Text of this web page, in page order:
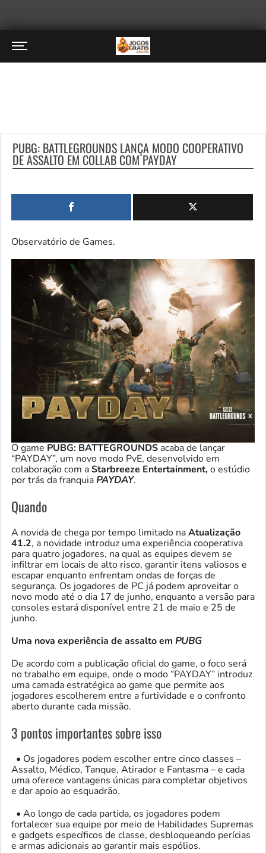
PUBG: BATTLEGROUNDS LANÇA MODO COOPERATIVO
DE ASSALTO EM COLLAB COM PAYDAY
Observatório de Games.
O game PUBG: BATTEGROUNDS acaba de lançar
“PAYDAY”, um novo modo PvE, desenvolvido em
colaboração com aStarbreeze Entertainment,o estúdio
por trás da franquia PAYDAY.
Quando
A novida de chega por tempo limitado naAtualização
41.2, a novidade introduz uma experiência cooperativa
para quatro jogadores, na qual as equipes devem se
infiltrar em locais de alto risco, garantir itens valiosos e
escapar enquanto enfrentam ondas de forças de
segurança. Os jogadores de PC já podem aproveitar o
novo modo até o dia 17 de junho, enquanto a versão para
consoles estará disponível entre 21 de maio e 25 de
junho.
Uma nova experiência de assalto em PUBG
De acordo com a publicação oficial do game, o foco será
no trabalho em equipe, onde o modo “PAYDAY” introduz
uma camada estratégica ao game que permite aos
jogadores escolherem entre a furtividade e o confronto
aberto durante cada missão.
3 pontos importantes sobre isso
• Os jogadores podem escolher entre cinco classes –
Assalto, Médico, Tanque, Atirador e Fantasma – e cada
uma oferece vantagens únicas para completar objetivos
e dar apoio ao esquadrão.
• Ao longo de cada partida, os jogadores podem
fortalecer sua equipe por meio de Habilidades Supremas
e gadgets específicos de classe, desbloqueando perícias
e armas adicionais ao garantir mais espólios.